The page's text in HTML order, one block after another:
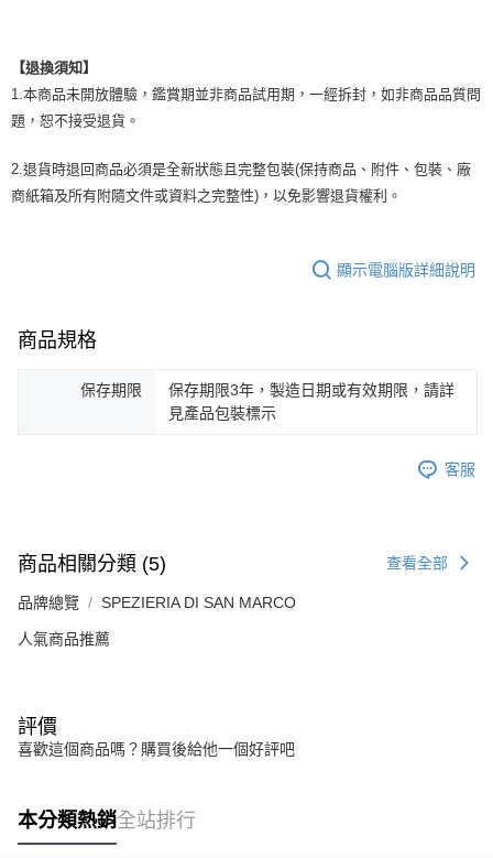
【退換須知】
1.本商品未開放體驗，鑑賞期並非商品試用期，一經拆封，如非商品品質問
題，恕不接受退貨。
2.退貨時退回商品必須是全新狀態且完整包裝(保持商品、附件、包裝、廠
商紙箱及所有附隨文件或資料之完整性)，以免影響退貨權利。
顯示電腦版詳細說明
商品規格
保存期限
保存期限3年，製造日期或有效期限，請詳
見產品包裝標示
客服
商品相關分類 (5) 查看全部
品牌總覽 SPEZIERIA DI SAN MARCO
人氣商品推薦
評價
喜歡這個商品嗎？購買後給他一個好評吧
本分類熱銷全站排行